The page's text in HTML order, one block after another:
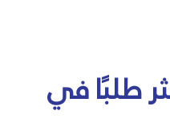
طلبًا في